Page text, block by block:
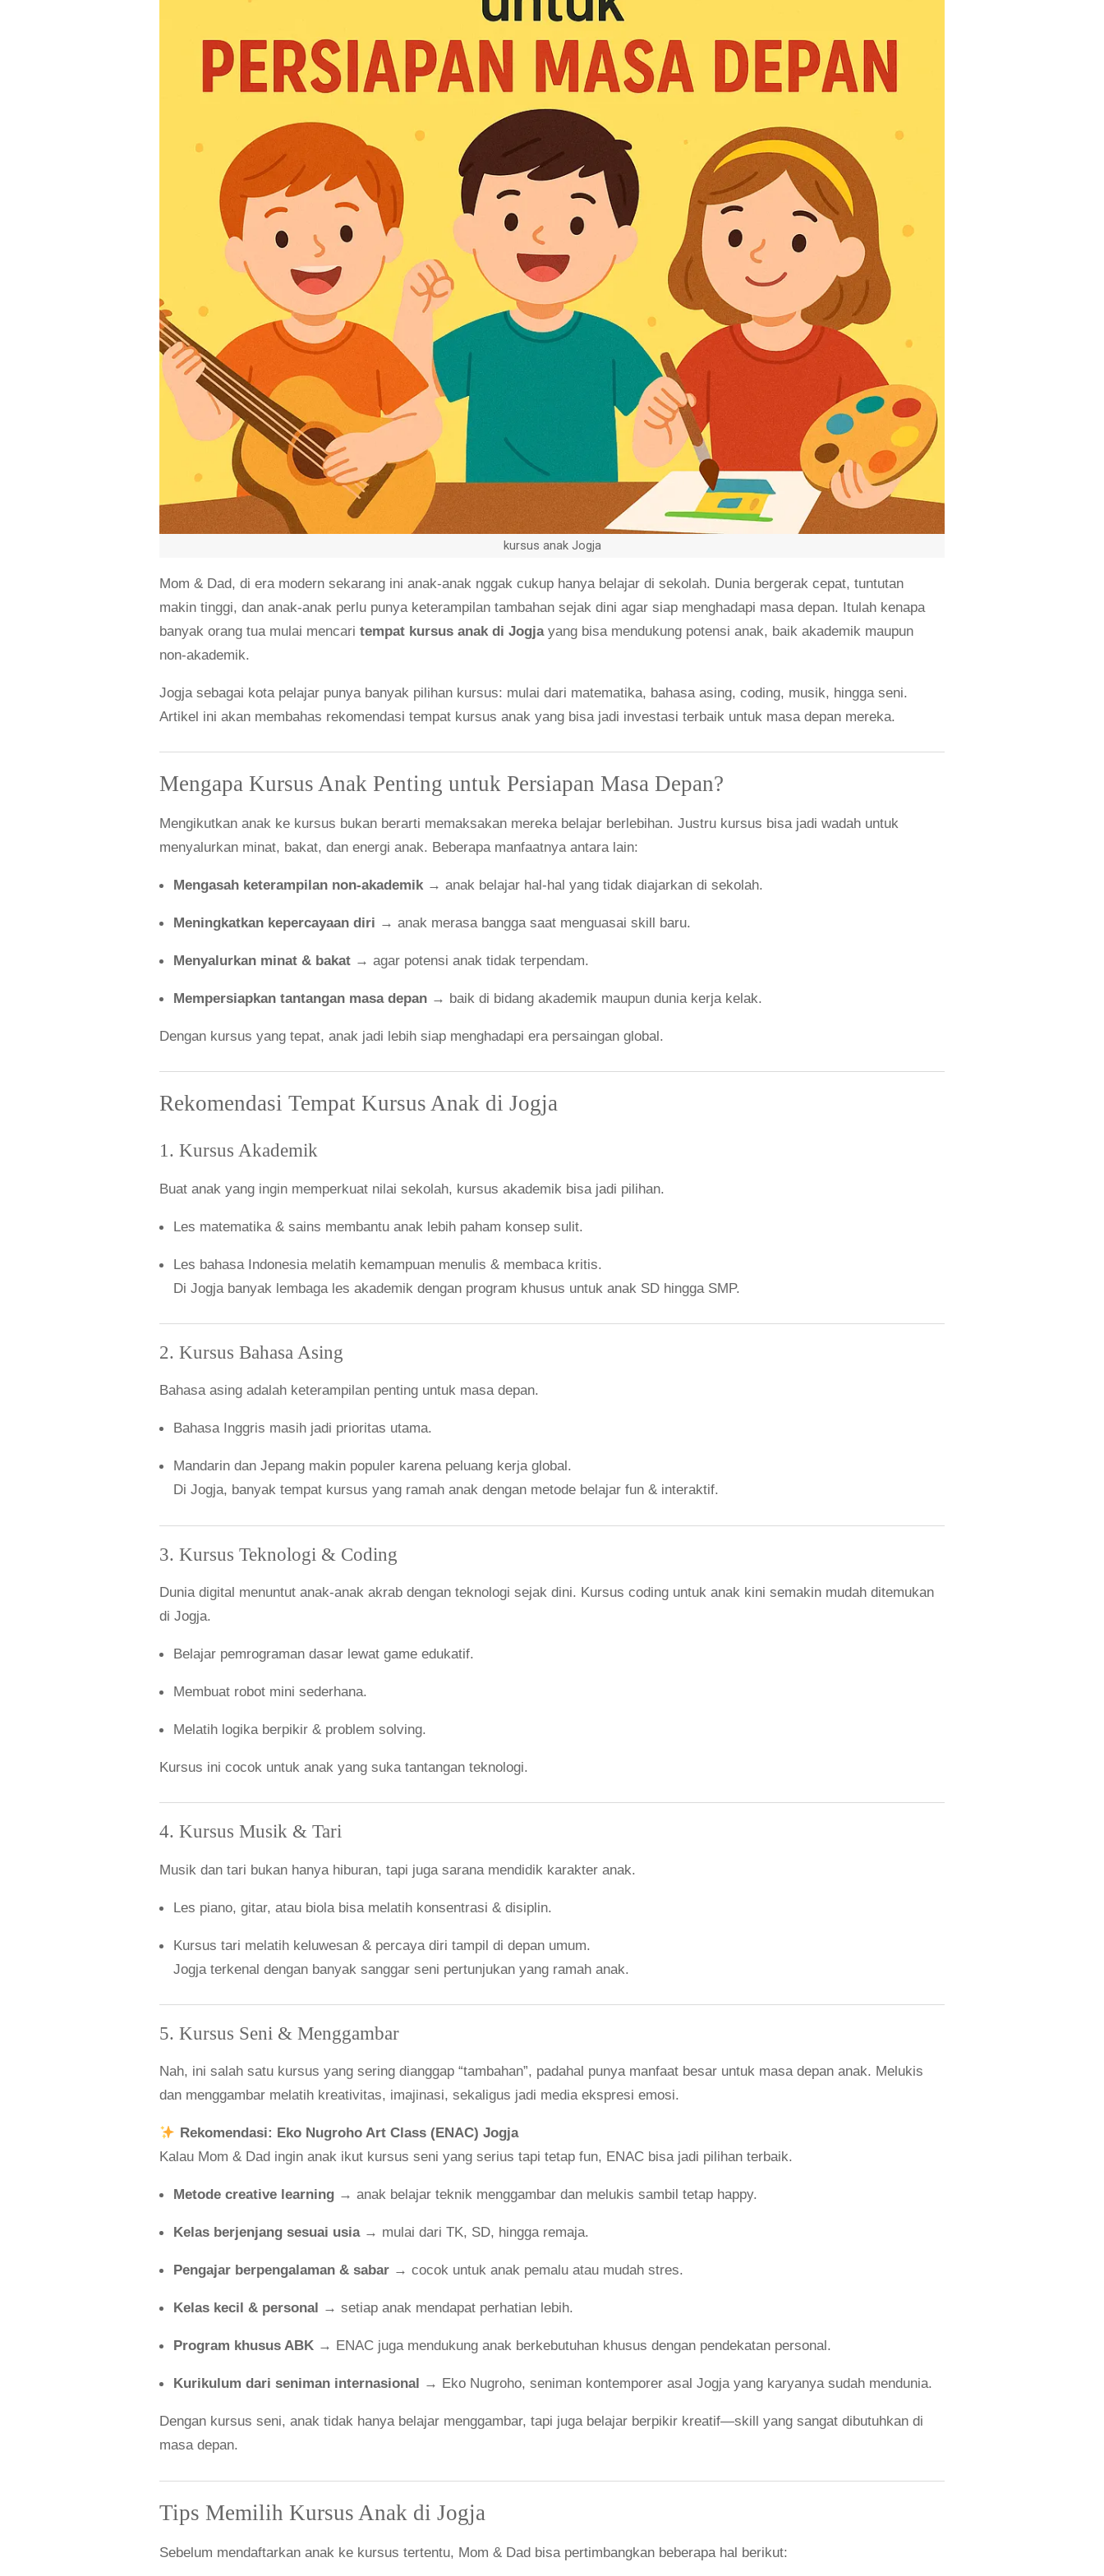
kursus anak Jogja
Mom & Dad, di era modern sekarang ini anak-anak nggak cukup hanya belajar di sekolah. Dunia bergerak cepat, tuntutan
makin tinggi, dan anak-anak perlu punya keterampilan tambahan sejak dini agar siap menghadapi masa depan. Itulah kenapa
banyak orang tua mulai mencaritempat kursus anak di Jogjayang bisa mendukung potensi anak, baik akademik maupun
non-akademik.
Jogja sebagai kota pelajar punya banyak pilihan kursus: mulai dari matematika, bahasa asing, coding, musik, hingga seni.
Artikel ini akan membahas rekomendasi tempat kursus anak yang bisa jadi investasi terbaik untuk masa depan mereka.
Mengapa Kursus Anak Penting untuk Persiapan Masa Depan?
Mengikutkan anak ke kursus bukan berarti memaksakan mereka belajar berlebihan. Justru kursus bisa jadi wadah untuk
menyalurkan minat, bakat, dan energi anak. Beberapa manfaatnya antara lain:
Mengasah keterampilan non-akademik→ anak belajar hal-hal yang tidak diajarkan di sekolah.
Meningkatkan kepercayaan diri → anak merasa bangga saat menguasai skill baru.
Menyalurkan minat & bakat → agar potensi anak tidak terpendam.
Mempersiapkan tantangan masa depan → baik di bidang akademik maupun dunia kerja kelak.
Dengan kursus yang tepat, anak jadi lebih siap menghadapi era persaingan global.
Rekomendasi Tempat Kursus Anak di Jogja
1. Kursus Akademik
Buat anak yang ingin memperkuat nilai sekolah, kursus akademik bisa jadi pilihan.
Les matematika & sains membantu anak lebih paham konsep sulit.
Les bahasa Indonesia melatih kemampuan menulis & membaca kritis.
Di Jogja banyak lembaga les akademik dengan program khusus untuk anak SD hingga SMP.
2. Kursus Bahasa Asing
Bahasa asing adalah keterampilan penting untuk masa depan.
Bahasa Inggris masih jadi prioritas utama.
Mandarin dan Jepang makin populer karena peluang kerja global.
Di Jogja, banyak tempat kursus yang ramah anak dengan metode belajar fun & interaktif.
3. Kursus Teknologi & Coding
Dunia digital menuntut anak-anak akrab dengan teknologi sejak dini. Kursus coding untuk anak kini semakin mudah ditemukan
di Jogja.
Belajar pemrograman dasar lewat game edukatif.
Membuat robot mini sederhana.
Melatih logika berpikir & problem solving.
Kursus ini cocok untuk anak yang suka tantangan teknologi.
4. Kursus Musik & Tari
Musik dan tari bukan hanya hiburan, tapi juga sarana mendidik karakter anak.
Les piano, gitar, atau biola bisa melatih konsentrasi & disiplin.
Kursus tari melatih keluwesan & percaya diri tampil di depan umum.
Jogja terkenal dengan banyak sanggar seni pertunjukan yang ramah anak.
5. Kursus Seni & Menggambar
Nah, ini salah satu kursus yang sering dianggap “tambahan”, padahal punya manfaat besar untuk masa depan anak. Melukis
dan menggambar melatih kreativitas, imajinasi, sekaligus jadi media ekspresi emosi.
Rekomendasi: Eko Nugroho Art Class (ENAC) Jogja
Kalau Mom & Dad ingin anak ikut kursus seni yang serius tapi tetap fun, ENAC bisa jadi pilihan terbaik.
Metode creative learning → anak belajar teknik menggambar dan melukis sambil tetap happy.
Kelas berjenjang sesuai usia→ mulai dari TK, SD, hingga remaja.
Pengajar berpengalaman & sabar → cocok untuk anak pemalu atau mudah stres.
Kelas kecil & personal → setiap anak mendapat perhatian lebih.
Program khusus ABK → ENAC juga mendukung anak berkebutuhan khusus dengan pendekatan personal.
Kurikulum dari seniman internasional → Eko Nugroho, seniman kontemporer asal Jogja yang karyanya sudah mendunia.
Dengan kursus seni, anak tidak hanya belajar menggambar, tapi juga belajar berpikir kreatif—skill yang sangat dibutuhkan di
masa depan.
Tips Memilih Kursus Anak di Jogja
Sebelum mendaftarkan anak ke kursus tertentu, Mom & Dad bisa pertimbangkan beberapa hal berikut: